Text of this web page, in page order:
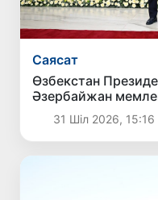
Саясат
Өзбекстан
Әзербайжан
бейресми
31 Шіл 2026, 15:16